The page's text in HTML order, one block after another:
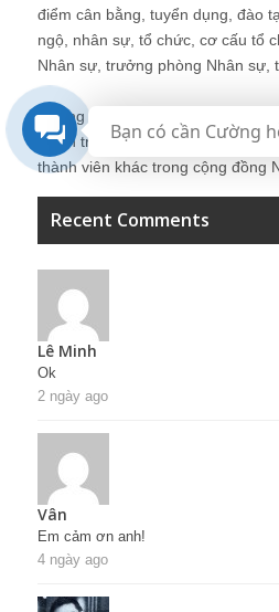
điểm cân bằng, tuyển dụng, đào
ngộ, nhân sự, tổ chức, cơ cấu tổ
Nhân sự, trưởng phòng Nhân sự,
Những bài viết tại blog được chia
Quản trị Nhân sự Nguyễn Hùng
thành viên khác trong cộng đồng
Recent Comments
Lê Minh
Ok
2 ngày ago
Vân
Em cảm ơn anh!
4 ngày ago
Bạn có cần Cường